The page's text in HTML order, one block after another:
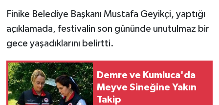
Finike Belediye Başkanı Mustafa Geyikçi, yaptığı
açıklamada, festivalin son gününde unutulmaz bir
gece yaşadıklarını belirtti.
Demre ve Kumluca'da
Meyve Sineğine Yakın
Takip